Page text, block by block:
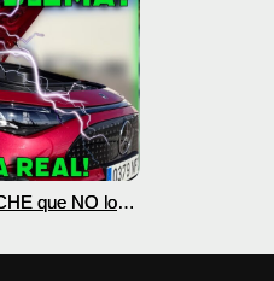
que NO lo